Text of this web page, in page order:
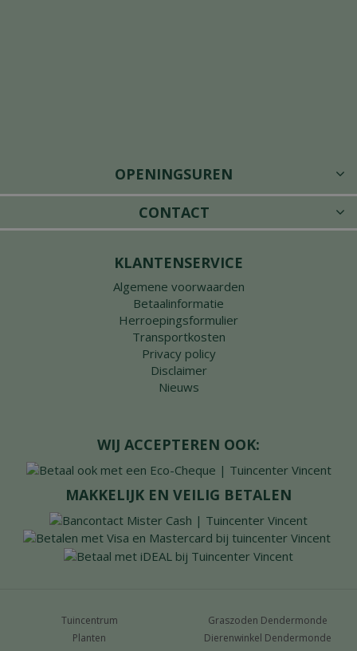
OPENINGSUREN
CONTACT
KLANTENSERVICE
Algemene voorwaarden
Betaalinformatie
Herroepingsformulier
Transportkosten
Privacy policy
Disclaimer
Nieuws
WIJ ACCEPTEREN OOK:
MAKKELIJK EN VEILIG BETALEN
Tuincentrum
Planten
Graszoden Dendermonde
Dierenwinkel Dendermonde